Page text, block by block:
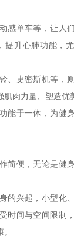
感单车等，让人
提升心肺功能，
、史密斯机等，
肉力量、塑造优
能于一体，为健
简便，无论是健
的兴起，小型化
时间与空间限制